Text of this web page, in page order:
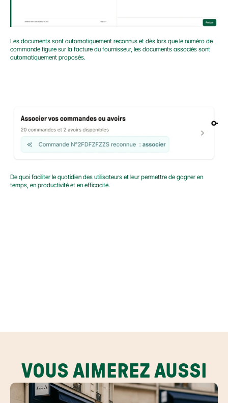
Les documents sont automatiquement reconnus et dès lors que le numéro de
commande figure sur la facture du fournisseur, les documents associés sont
automatiquement proposés.
De quoi faciliter le quotidien des utilisateurs et leur permettre de gagner en
temps, en productivité et en efficacité.
VOUS AIMEREZ AUSSI